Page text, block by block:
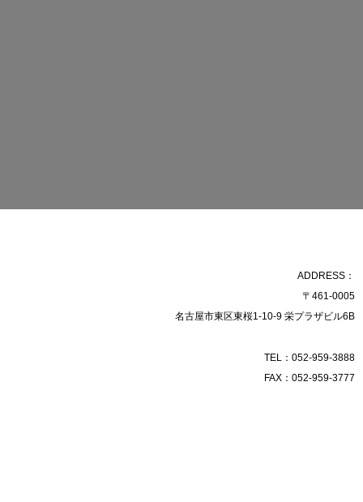
ADDRESS：
〒461-0005
名古屋市東区東桜1-10-9 栄プラザビル6B
TEL：052-959-3888
FAX：052-959-3777